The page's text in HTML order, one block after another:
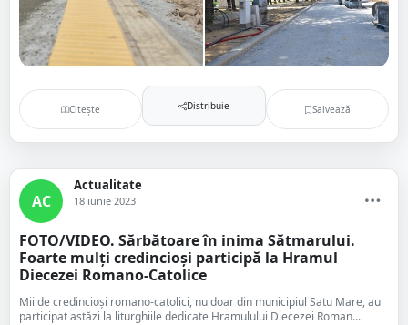
Citește Distribuie Salvează
AC
Actualitate
18 iunie 2023
FOTO/VIDEO. Sărbătoare în inima Sătmarului.
Foarte mulți credincioși participă la Hramul
Diecezei Romano-Catolice
Mii de credincioși romano-catolici, nu doar din municipiul Satu Mare, au
participat astăzi la liturghiile dedicate Hramulului Diecezei Roman...